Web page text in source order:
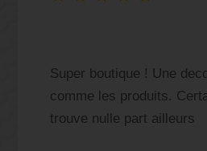
Super boutique ! Une
comme les produits.
trouve nulle part ailleurs